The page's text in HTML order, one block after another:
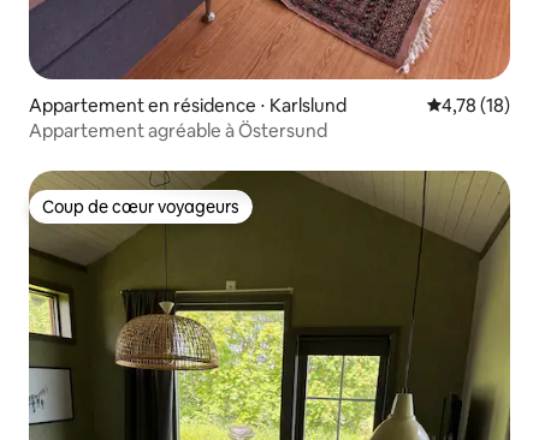
Appartement en résidence ⋅ Karlslund Évaluation
4,78 (18)
Appartement agréable à Östersund
Coup de cœur voyageurs
Coup de cœur voyageurs